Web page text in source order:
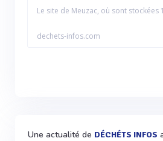
Le site de Meuzac, où sont stockées
dechets-infos.com
Une actualité de DÉCHÉTS INFOS